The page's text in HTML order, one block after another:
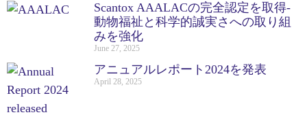
Scantox AAALACの完全認定を取得-
動物福祉と科学的誠実さへの取り組
みを強化
June 27, 2025
アニュアルレポート2024を発表
April 28, 2025